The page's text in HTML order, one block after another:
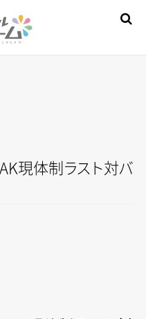
現体制 ラス ト対バ